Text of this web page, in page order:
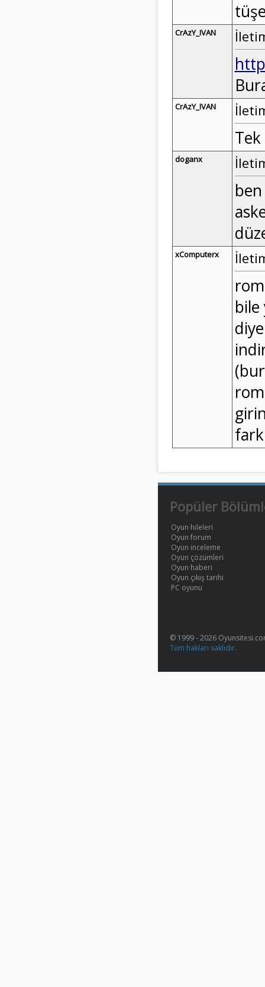
CrAzY_IVAN
CrAzY_IVAN
doganx
xComputerx
bile
Popüler
Oyun hileleri
Oyun forum
Oyun inceleme
Oyun çözümleri
Oyun haberi
Oyun çıkış tarihi
PC oyunu
© 1999 - 2026
Tüm hakları saklıdır.